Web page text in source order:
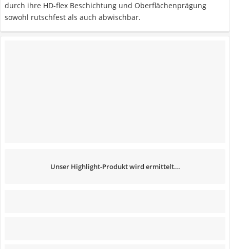
durch ihre HD-flex Beschichtung und Oberflächenprägung
sowohl rutschfest als auch abwischbar.
Unser Highlight-Produkt wird ermittelt...